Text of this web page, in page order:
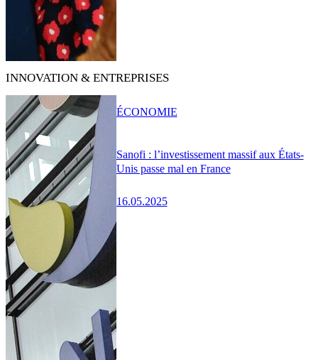
INNOVATION & ENTREPRISES
Sanofi : l’investissement massif aux États-
Unis passe mal en France
16.05.2025
ÉCONOMIE